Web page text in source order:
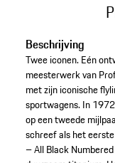
Beschrijving
Twee iconen. Eén
meesterwerk van
met zijn iconische
sportwagens. In
op een tweede
schreef als het
– All Black